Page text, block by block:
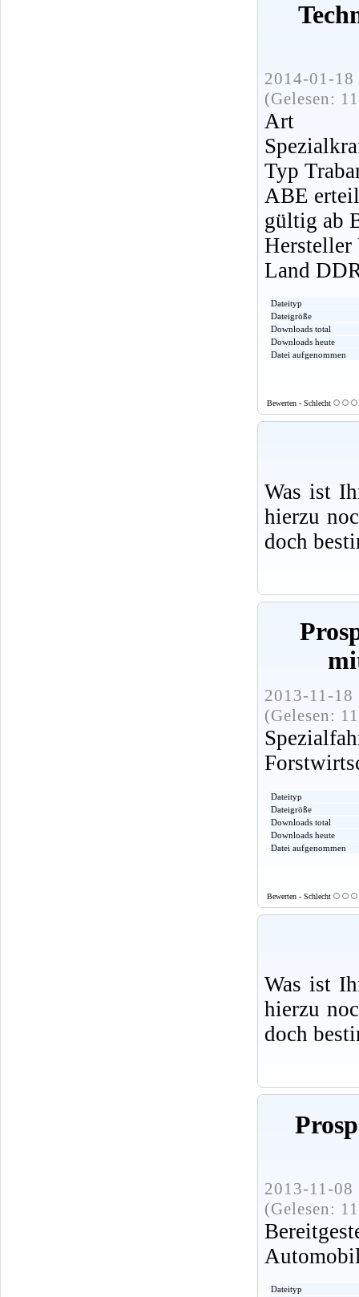
2014-01-
(Gelesen:
Art
Typ
ABE
gültig ab
Land
Dateityp
Dateigröße
Downloads total
Downloads heute
Datei aufgenommen
Bewerten - Schlecht
Was ist
hierzu
doch
2013-11-
(Gelesen:
Dateityp
Dateigröße
Downloads total
Downloads heute
Datei aufgenommen
Bewerten - Schlecht
Was ist
hierzu
doch
2013-11-
(Gelesen:
Dateityp